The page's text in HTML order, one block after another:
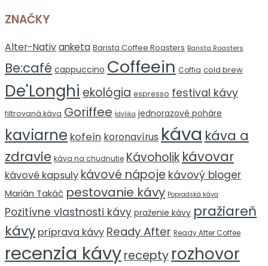
ZNAČKY
Alter-Nativanketa Barista Coffee Roasters Barista Roasters
Be:café cappuccino Coffeein Coffia cold brew
De'Longhi ekológia espresso festival kávy
filtrovaná káva Goriffee Idylika jednorazové poháre
kaviarne kofeín koronavírus káva káva a
zdravie káva na chudnutie Kávoholik kávovar
kávové kapsuly kávové nápoje kávový bloger
Marián Takáč pestovanie kávy Popradská káva
Pozitívne vlastnosti kávy praženie kávy pražiareň
kávy príprava kávy Ready After Ready After Coffee
recenzia kávyrecepty rozhovor